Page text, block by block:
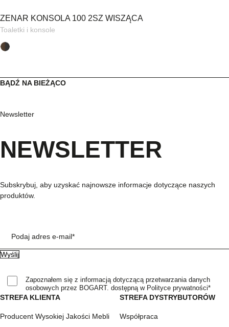
ZENAR KONSOLA 100 2SZ WISZĄCA
Toaletki i konsole
STREFA KLIENTA
Producent Wysokiej Jakości Mebli
STREFA DYSTRYBUTORÓW
Współpraca
BĄDŹ NA BIEŻĄCO
Newsletter
NEWSLETTER
Subskrybuj, aby uzyskać najnowsze informacje dotyczące naszych
produktów.
Podaj adres e-mail*
Zapoznałem się z informacją dotyczącą przetwarzania danych
osobowych przez BOGART. dostępną w Polityce prywatności*